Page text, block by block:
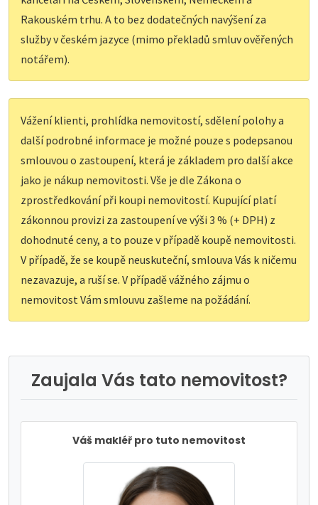
Rakouském trhu. A to bez dodatečných navýšení za
služby v českém jazyce (mimo překladů smluv ověřených
notářem).
Vážení klienti, prohlídka nemovitostí, sdělení polohy a
další podrobné informace je možné pouze s podepsanou
smlouvou o zastoupení, která je základem pro další akce
jako je nákup nemovitosti. Vše je dle Zákona o
zprostředkování při koupi nemovitostí. Kupující platí
zákonnou provizi za zastoupení ve výši 3 % (+ DPH) z
dohodnuté ceny, a to pouze v případě koupě nemovitosti.
V případě, že se koupě neuskuteční, smlouva Vás k ničemu
nezavazuje, a ruší se. V případě vážného zájmu o
nemovitost Vám smlouvu zašleme na požádání.
Zaujala Vás tato nemovitost?
Váš makléř pro tuto nemovitost